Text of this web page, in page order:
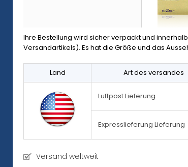
Ihre Bestellung wird sicher verpackt und
Versandartikels). Es hat die Größe und das
Land Art des versandes
Luftpost Lieferung
Expresslieferung Lieferung
Versand weltweit